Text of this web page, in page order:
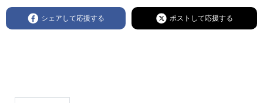
シェアして応援する ポストして応援する